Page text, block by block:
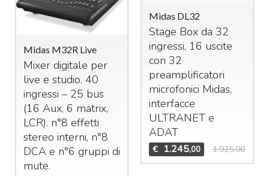
Midas M32R Live
Mixer digitale per
live e studio. 40
ingressi – 25 bus
(16 Aux, 6 matrix,
LCR). n°8 effetti
stereo interni, n°8
DCAe n°6 gruppi di
mute.
Midas DL32
Stage Box da 32
ingressi, 16 uscite
con 32
preamplificatori
microfonici Midas,
interfacce
ULTRANETe
ADAT
€ 1.245,00 1.925,00